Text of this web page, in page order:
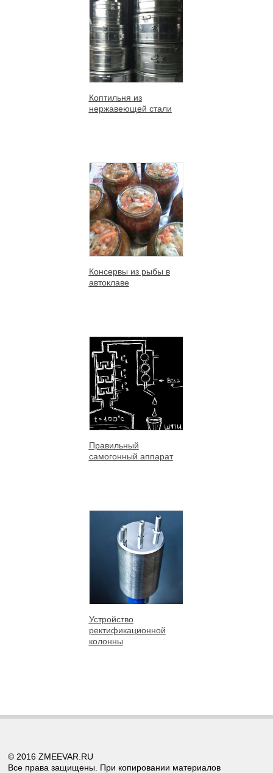
Коптильня из
нержавеющей стали
Консервы из рыбы в
автоклаве
Правильный
самогонный аппарат
Устройство
ректификационной
колонны
© 2016 ZMEEVAR.RU
Все права защищены. При копировании материалов